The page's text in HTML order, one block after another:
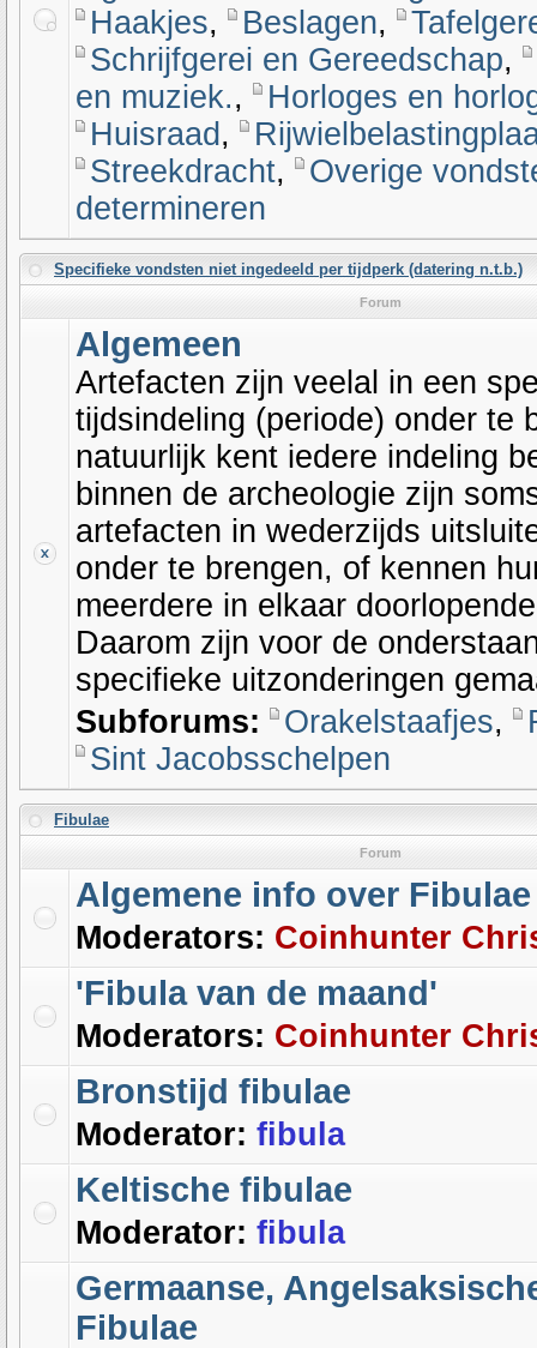
Haakjes, Beslagen,
Schrijfgerei en Gereedschap,
en muziek.,
Horloges en
Huisraad ,
Streekdracht,
Overige
determineren
Specifieke vondsten niet ingedeeld per tijdperk (datering n.t.b.)
Forum
Algemeen
Artefacten zijn veelal in een
tijdsindeling (periode) onder te
natuurlijk kent iedere indeling
binnen de archeologie zijn
artefacten in wederzijds
onder te brengen, of kennen
meerdere in elkaar
Daarom zijn voor de
specifieke uitzonderingen
Subforums:
Orakelstaafjes,
Sint Jacobsschelpen
Fibulae
Forum
Algemene info over Fibulae
Moderators: Coinhunter
'Fibula van de maand'
Moderators: Coinhunter
Bronstijd fibulae
Moderator: fibula
Keltische fibulae
Moderator: fibula
Germaanse,
Fibulae